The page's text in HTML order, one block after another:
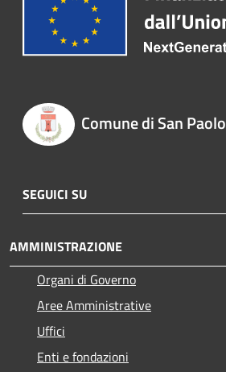
Comune di San Paolo
SEGUICI SU
AMMINISTRAZIONE
Organi di Governo
Aree Amministrative
Uffici
Enti e fondazioni